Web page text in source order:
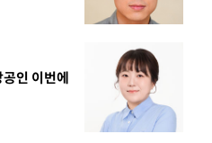
인 이번에